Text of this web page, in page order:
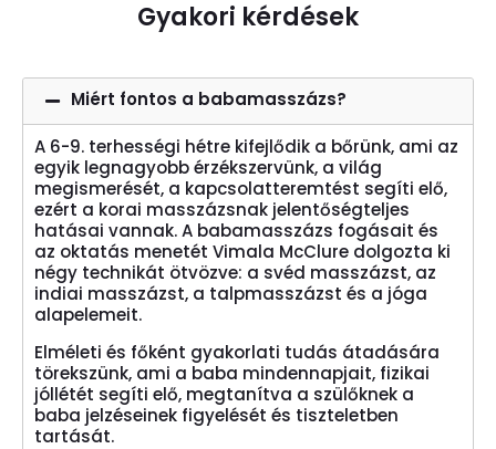
Gyakori kérdések
Miért fontos a babamasszázs?
A 6-9. terhességi hétre kifejlődik a bőrünk, ami az
egyik legnagyobb érzékszervünk, a világ
megismerését, a kapcsolatteremtést segíti elő,
ezért a korai masszázsnak jelentőségteljes
hatásai vannak. A babamasszázs fogásait és
az oktatás menetét Vimala McClure dolgozta ki
négy technikát ötvözve: a svéd masszázst, az
indiai masszázst, a talpmasszázst és a jóga
alapelemeit.
Elméleti és főként gyakorlati tudás átadására
törekszünk, ami a baba mindennapjait, fizikai
jóllétét segíti elő, megtanítva a szülőknek a
baba jelzéseinek figyelését és tiszteletben
tartását.